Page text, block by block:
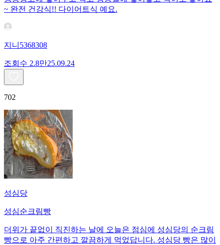
~ 완전 건강식!! 다이어트식 예요.
지니5368308
조회수 2.8만25.09.24
702
성심당
성심순크림빵
더위가 끝없이 직진하는 날에 오늘은 점심에 성심당의 순크림
빵으로 아주 간편하고 깔끔하게 먹었답니다. 성심당 빵은 많이